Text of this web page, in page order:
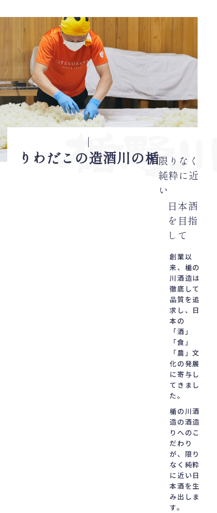
楯の川酒造のこだわり
限りなく
純粋に近
い
日本酒
を目指
して
創業以
来、楯の
川酒造は
徹底して
品質を追
求し、 日
本の
「酒」
「食」
「農」文
化の発展
に寄与し
てきまし
た。
楯の川酒
造の酒造
りへのこ
だわり
が、 限り
なく純粋
に近い日
本酒を生
み出しま
す。